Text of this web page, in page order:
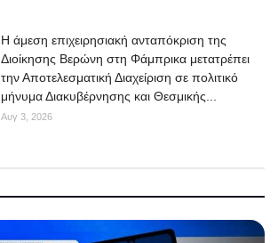
Η άμεση επιχειρησιακή ανταπόκριση της
Διοίκησης Βερώνη στη Φάμπρικα μετατρέπει
την Αποτελεσματική Διαχείριση σε πολιτικό
μήνυμα Διακυβέρνησης και Θεσμικής...
Αυγ 3, 2026